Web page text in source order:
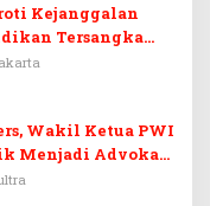
Kejanggalan
Tersangka
Wakil Ketua PWI
Menjadi Advokat